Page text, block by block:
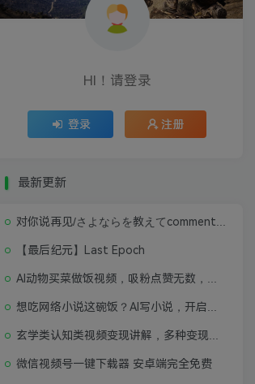
HI！请登录
登录 注册
最新更新
【最后纪元】Last Epoch
微信视频号一键下载器 安卓端完全免费